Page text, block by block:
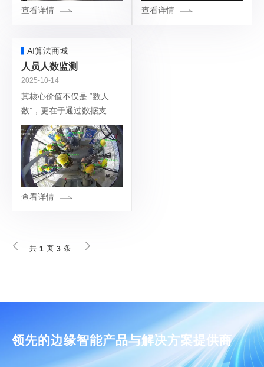
查看详情
查看详情
AI算法商城
人员人数监测
2025-10-14
其核心价值不仅是 “数人
数”，更在于通过数据支撑
安全管控（如超员预警）、
效率优化（如资源调配）、
体验提升（如客流疏导） ，
广泛适用于公共交通、工业
生产、商业服务、应急救援
等领域。
查看详情
共 1 页 3 条
领先的边缘智能产品与解决方案提供商